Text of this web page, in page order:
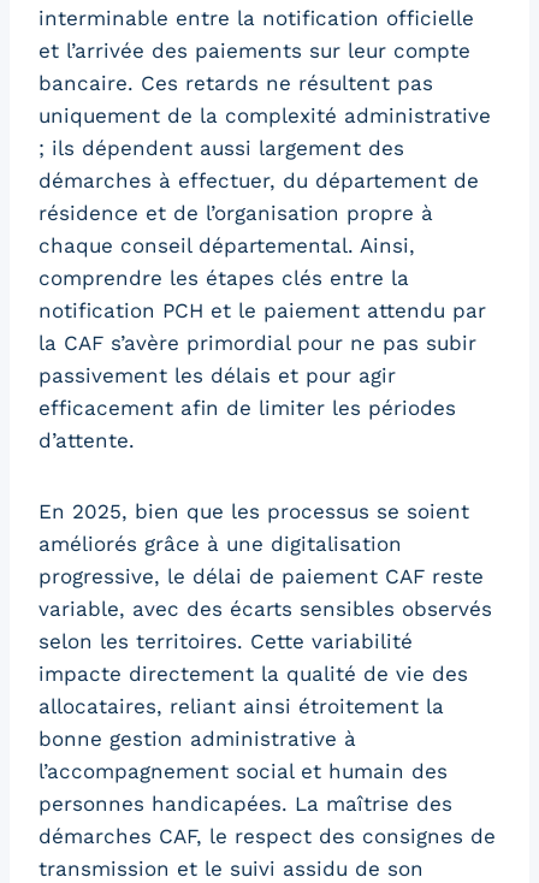
interminable entre la notification officielle
et l’arrivée des paiements sur leur compte
bancaire. Ces retards ne résultent pas
uniquement de la complexité administrative
; ils dépendent aussi largement des
démarches à effectuer, du département de
résidence et de l’organisation propre à
chaque conseil départemental. Ainsi,
comprendre les étapes clés entre la
notification PCH et le paiement attendu par
la CAF s’avère primordial pour ne pas subir
passivement les délais et pour agir
efficacement afin de limiter les périodes
d’attente.
En 2025, bien que les processus se soient
améliorés grâce à une digitalisation
progressive, le délai de paiement CAF reste
variable, avec des écarts sensibles observés
selon les territoires. Cette variabilité
impacte directement la qualité de vie des
allocataires, reliant ainsi étroitement la
bonne gestion administrative à
l’accompagnement social et humain des
personnes handicapées. La maîtrise des
démarches CAF, le respect des consignes de
transmission et le suivi assidu de son